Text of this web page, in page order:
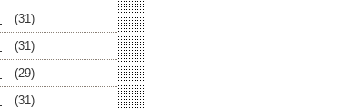
(31)
(31)
(29)
(31)